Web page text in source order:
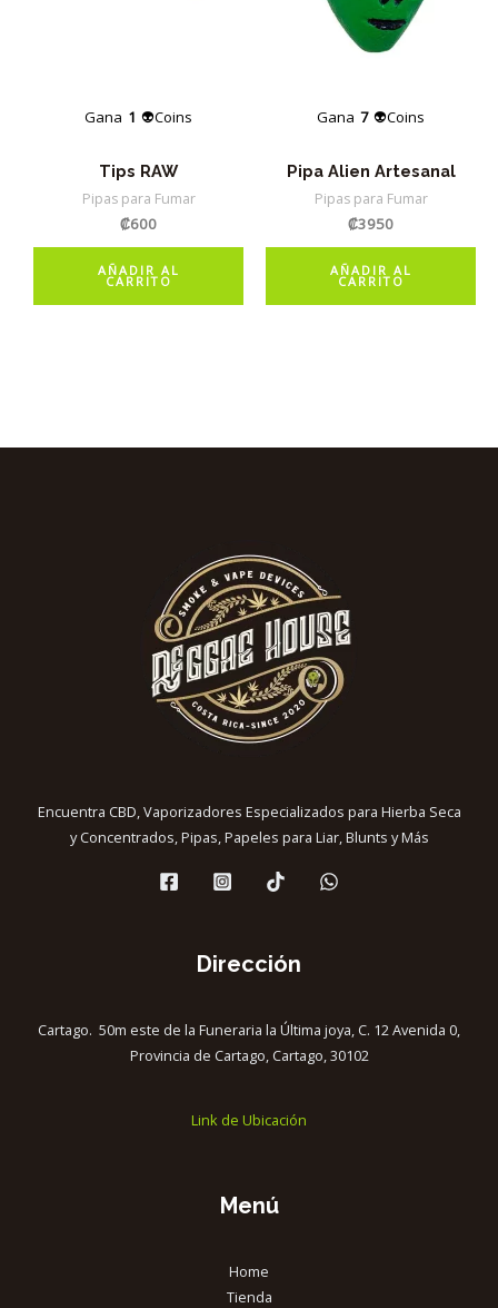
Gana 1 👽Coins
Tips RAW
Pipas para Fumar
₡600
AÑADIR AL
CARRITO
Gana 7 👽Coins
Pipa Alien Artesanal
Pipas para Fumar
₡3950
AÑADIR AL
CARRITO
Encuentra CBD, Vaporizadores Especializados para Hierba Seca
y Concentrados, Pipas, Papeles para Liar, Blunts y Más
Dirección
Cartago. 50m este de la Funeraria la Última joya, C. 12 Avenida 0,
Provincia de Cartago, Cartago, 30102
Link de Ubicación
Menú
Home
Tienda